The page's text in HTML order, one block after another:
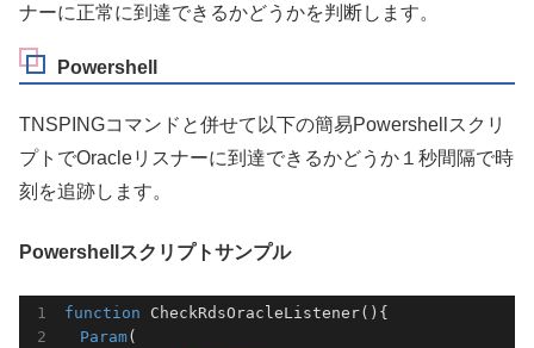
ナーに正常に到達できるかどうかを判断します。
Powershell
TNSPINGコマンドと併せて以下の簡易Powershellスクリ
プトでOracleリスナーに到達できるかどうか１秒間隔で時
刻を追跡します。
Powershellスクリプトサンプル
function CheckRdsOracleListener(){
Param(